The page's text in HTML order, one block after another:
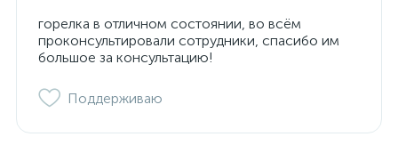
горелка в отличном состоянии, во всём
проконсультировали сотрудники, спасибо им
большое за консультацию!
Поддерживаю